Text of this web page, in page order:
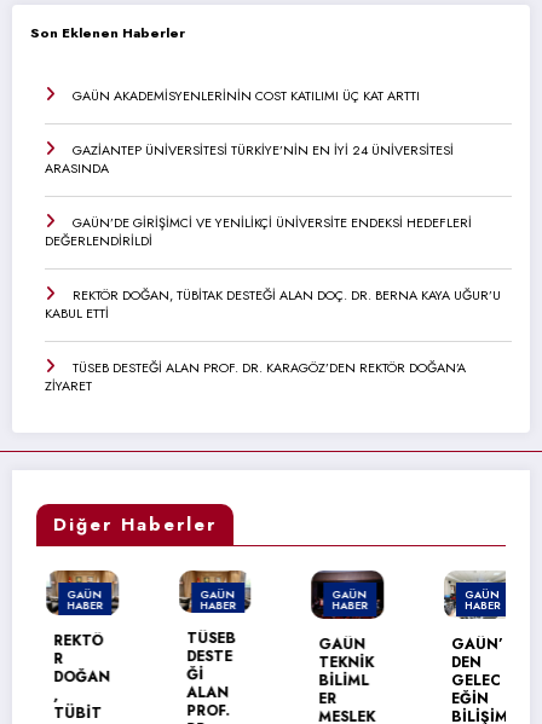
Son Eklenen Haberler
GAÜN AKADEMİSYENLERİNİN COST KATILIMI ÜÇ KAT ARTTI
GAZİANTEP ÜNİVERSİTESİ TÜRKİYE’NİN EN İYİ 24 ÜNİVERSİTESİ
ARASINDA
GAÜN’DE GİRİŞİMCİ VE YENİLİKÇİ ÜNİVERSİTE ENDEKSİ HEDEFLERİ
DEĞERLENDİRİLDİ
REKTÖR DOĞAN, TÜBİTAK DESTEĞİ ALAN DOÇ. DR. BERNA KAYA UĞUR’U
KABUL ETTİ
TÜSEB DESTEĞİ ALAN PROF. DR. KARAGÖZ’DEN REKTÖR DOĞAN’A
ZİYARET
Diğer Haberler
GAÜN
HABER
REKTÖ
DOĞAN
TÜBİT
GAÜN
HABER
TÜSEB
DESTE
Ğİ
ALAN
PROF.
GAÜN
HABER
GAÜN
TEKNİK
BİLİML
ER
MESLEK
GAÜN
HABER
GAÜN’
DEN
GELEC
EĞİN
BİLİŞİM